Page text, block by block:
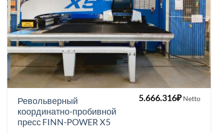
Револьверный
координатно-пробивной
пресс FINN-POWER X5
5.666.316₽ Netto